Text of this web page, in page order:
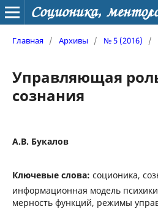
Главная / Архивы / № 5 (2016) /
Управляющая
сознания
А.В. Букалов
Ключевые слова: соционика,
информационная модель
мерность функций, режимы